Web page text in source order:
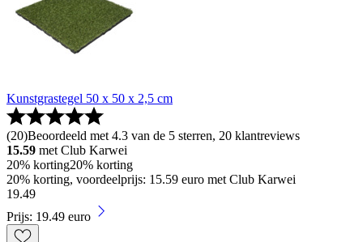
Kunstgrastegel 50 x 50 x 2,5 cm
(20)Beoordeeld met 4.3 van de 5 sterren, 20 klantreviews
15.59 met Club Karwei
20% korting20% korting
20% korting, voordeelprijs: 15.59 euro met Club Karwei
19.49
Prijs: 19.49 euro